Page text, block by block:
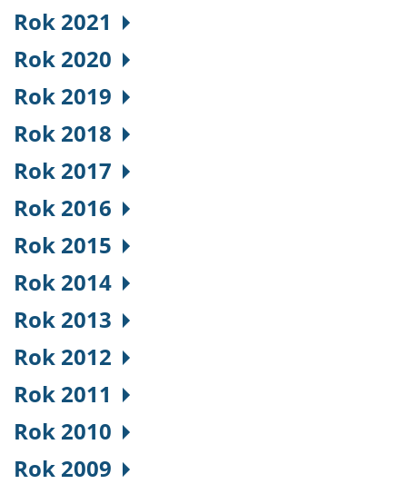
Rok 2021
Rok 2020
Rok 2019
Rok 2018
Rok 2017
Rok 2016
Rok 2015
Rok 2014
Rok 2013
Rok 2012
Rok 2011
Rok 2010
Rok 2009